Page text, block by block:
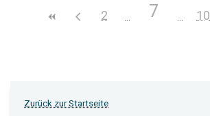
2 7 10
Zurück zur Startseite